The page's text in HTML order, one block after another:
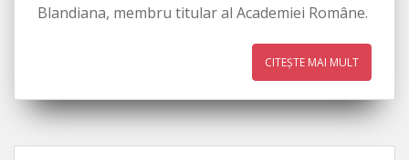
Blandiana, membru titular al Academiei Române.
CITEȘTE MAI MULT